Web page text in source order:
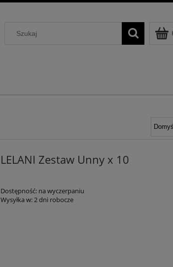
LELANI Zestaw Unny x 10
Dostępność: na wyczerpaniu
Wysyłka w:2 dni robocze